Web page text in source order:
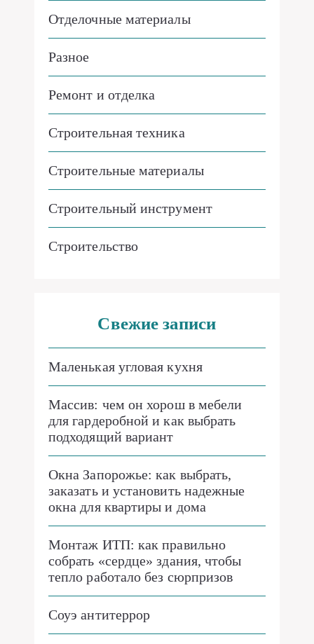
Отделочные материалы
Разное
Ремонт и отделка
Строительная техника
Строительные материалы
Строительный инструмент
Строительство
Свежие записи
Маленькая угловая кухня
Массив: чем он хорош в мебели
для гардеробной и как выбрать
подходящий вариант
Окна Запорожье: как выбрать,
заказать и установить надежные
окна для квартиры и дома
Монтаж ИТП: как правильно
собрать «сердце» здания, чтобы
тепло работало без сюрпризов
Соуэ антитеррор